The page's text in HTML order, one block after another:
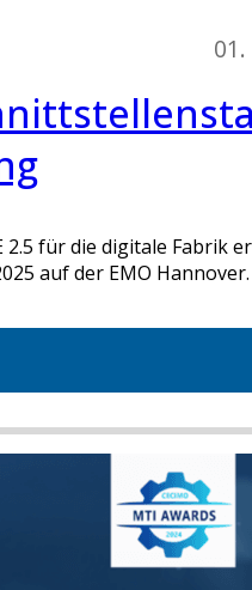
2.5 für die digitale Fabrik
auf der EMO Hannover.